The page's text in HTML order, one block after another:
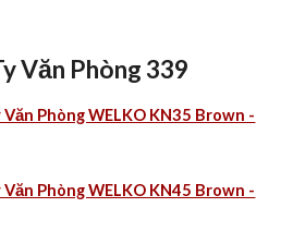
Văn Phòng 339
Phòng WELKO KN35 Brown -
Phòng WELKO KN45 Brown -